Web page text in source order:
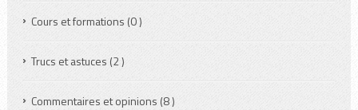
Cours et formations (0 )
Trucs et astuces (2 )
Commentaires et opinions (8 )